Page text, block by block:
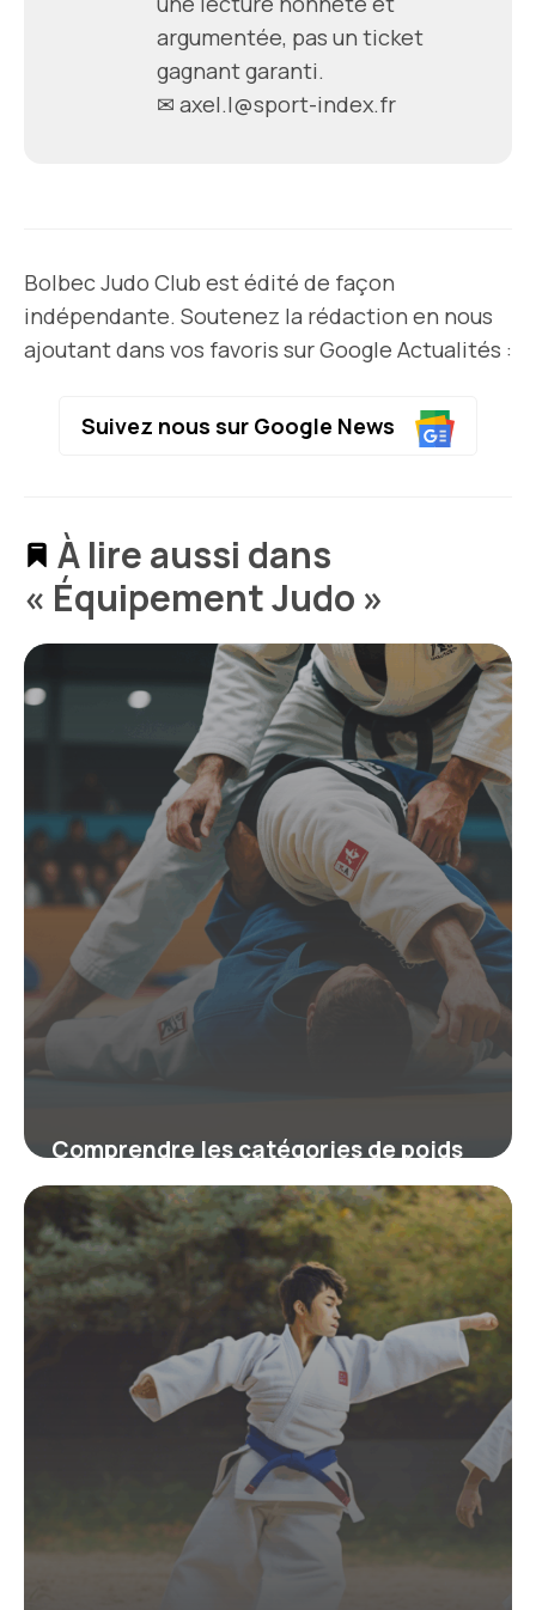
argumentée, pas un ticket
gagnant garanti.
✉ axel.l@sport-index.fr
Bolbec Judo Club est édité de façon
indépendante. Soutenez la rédaction en nous
ajoutant dans vos favoris sur Google Actualités :
Suivez nous sur Google News
À lire aussi dans
« Équipement Judo »
Comprendre les catégories de poids
au judo pour un entraînement et une
compétition équilibrés
19 juin 2026